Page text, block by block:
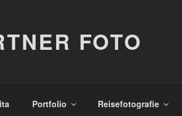
FOTO
Portfolio Reisefotografie